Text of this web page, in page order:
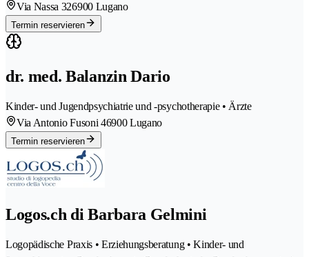
Via Nassa 326900 Lugano
Termin reservieren
dr. med. Balanzin Dario
Kinder- und Jugendpsychiatrie und -psychotherapie • Ärzte
Via Antonio Fusoni 46900 Lugano
Termin reservieren
Logos.ch di Barbara Gelmini
Logopädische Praxis • Erziehungsberatung • Kinder- und